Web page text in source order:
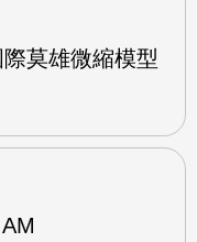
莫雄微縮模型